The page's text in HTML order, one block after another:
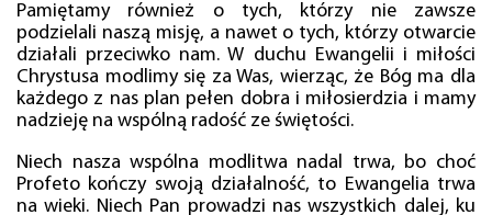
Pamiętamy również o tych, którzy nie zawsze
podzielali naszą misję, a nawet o tych, którzy otwarcie
działali przeciwko nam. W duchu Ewangelii i miłości
Chrystusa modlimy się za Was, wierząc, że Bóg ma dla
każdego z nas plan pełen dobra i miłosierdzia i mamy
nadzieję na wspólną radość ze świętości.
Niech nasza wspólna modlitwa nadal trwa, bo choć
Profeto kończy swoją działalność, to Ewangelia trwa
na wieki. Niech Pan prowadzi nas wszystkich dalej, ku